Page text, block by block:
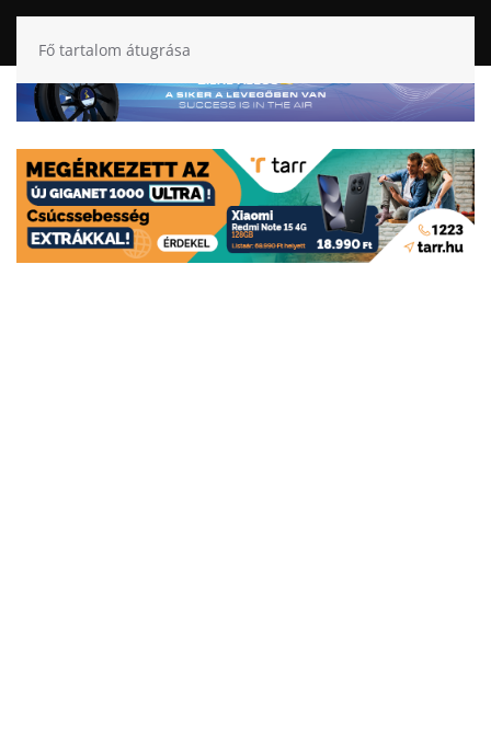
Fő tartalom átugrása